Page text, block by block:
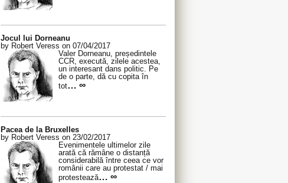
Jocul lui Dorneanu
by Robert Veress on 07/04/2017
Valer Dorneanu, președintele
CCR, execută, zilele acestea,
un interesant dans politic. Pe
de o parte, dă cu copita în
tot… ∞
Pacea de la Bruxelles
by Robert Veress on 23/02/2017
Evenimentele ultimelor zile
arată că rămâne o distanță
considerabilă între ceea ce vor
românii care au protestat / mai
protestează… ∞